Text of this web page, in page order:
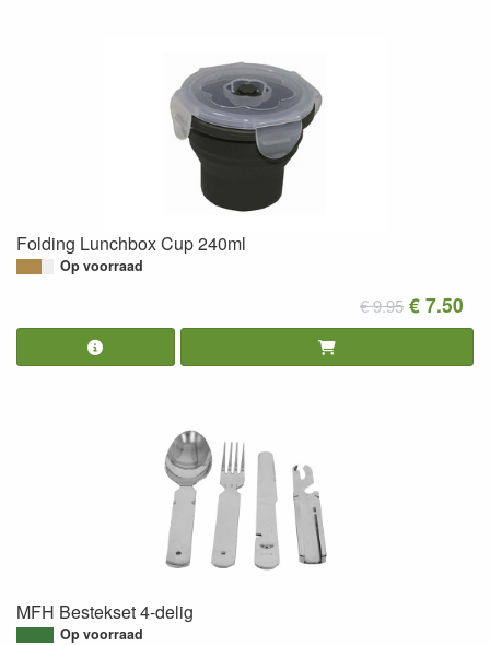
Folding Lunchbox Cup 240ml
Op voorraad
€ 9.95 € 7.50
MFH Bestekset 4-delig
Op voorraad